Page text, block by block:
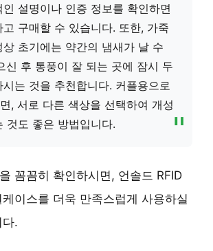
설명이나 인증 정보를 확인하면
고 구매할 수 있습니다. 또한, 가죽
상 초기에는 약간의 냄새가 날 수
신 후 통풍이 잘 되는 곳에 잠시 두
시는 것을 추천합니다. 커플용으로
, 서로 다른 색상을 선택하여 개성
것도 좋은 방법입니다.
꼼꼼히 확인하시면, 언솔드 RFID
이스를 더욱 만족스럽게 사용하실
.